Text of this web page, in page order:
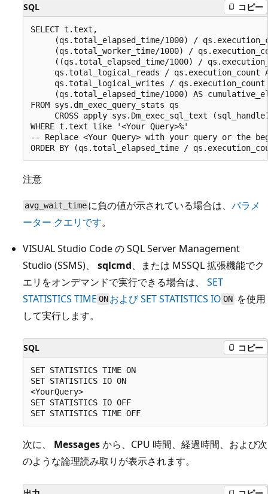
SQL コピー
SELECT t.text,
(qs.total_elapsed_time/1000) /
(qs.total_worker_time/1000) /
((qs.total_elapsed_time/1000) /
qs.total_logical_reads / qs.execution_count
qs.total_logical_writes /
(qs.total_elapsed_time/1000) AS
FROM sys.dm_exec_query_stats qs
CROSS apply sys.Dm_exec_sql_text
WHERE t.text like '<Your Query>%'
-- Replace <Your Query> with your query or
注意
avg_wait_time に負の値が示されている場合は、パラメ
ーター クエリです。
VISUAL Studio Code の SQL Server Management
Studio (SSMS)、 sqlcmd、または MSSQL 拡張機能でク
エリをオンデマンドで実行できる場合は、 SET
STATISTICS TIME ON および SET STATISTICS IOONを使用
して実行します。
SQL コピー
SET STATISTICS TIME ON
SET STATISTICS IO ON
<YourQuery>
SET STATISTICS IO OFF
次に、 Messagesから、CPU 時間、経過時間、および次
のような論理読み取りが表示されます。